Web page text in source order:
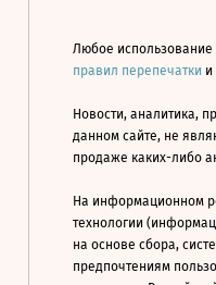
Любое использование
правил перепечатки и
Новости, аналитика,
данном сайте, не
продаже каких-либо
На информационном
технологии
на основе сбора,
предпочтениям